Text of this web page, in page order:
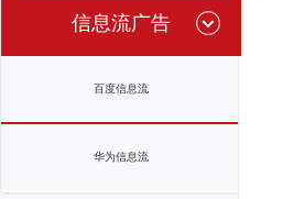
信息流广告
百度信息流
华为信息流